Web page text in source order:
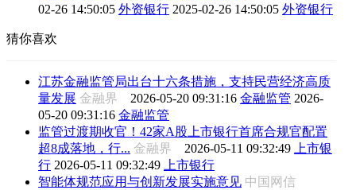
02-26 14:50:05 外资银行 2025-02-26 14:50:05 外资银行
猜你喜欢
江苏金融监管局出台十六条措施，支持民营经济高质
量发展 金融界 2026-05-20 09:31:16 金融监管 2026-
05-20 09:31:16 金融监管
监管过渡期收官！42家A股上市银行首席合规官配置
超8成落地，行... 金融界 2026-05-11 09:32:49
上市银
行 2026-05-11 09:32:49
上市银行
智能体规范应用与创新发展实施意见 中国网信